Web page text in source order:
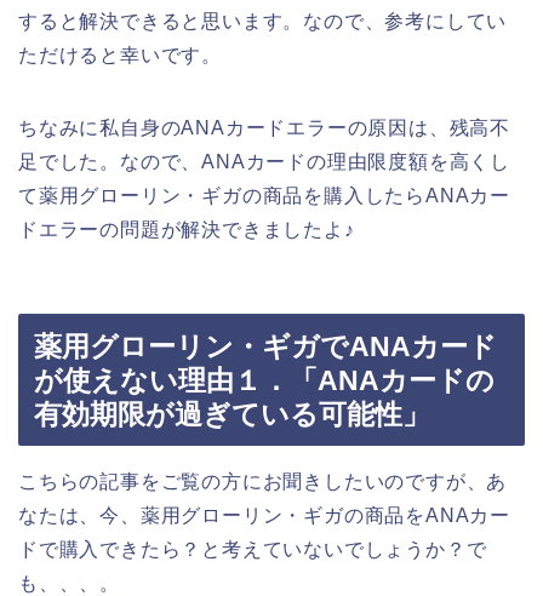
すると解決できると思います。なので、参考にしてい
ただけると幸いです。
ちなみに私自身のANAカードエラーの原因は、残高不
足でした。なので、ANAカードの理由限度額を高くし
て薬用グローリン・ギガの商品を購入したらANAカー
ドエラーの問題が解決できましたよ♪
薬用グローリン・ギガでANAカード
が使えない理由１．「ANAカードの
有効期限が過ぎている可能性」
こちらの記事をご覧の方にお聞きしたいのですが、あ
なたは、今、薬用グローリン・ギガの商品をANAカー
ドで購入できたら？と考えていないでしょうか？で
も、、、。